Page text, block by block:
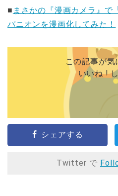
■ まさかの『漫画カメラ』で
パニオンを漫画化してみた！
この記事が気
いいね !
シェアする
Twitter で